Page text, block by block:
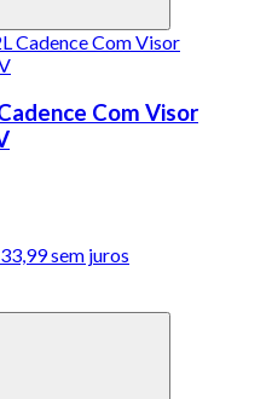
Com Visor
sem juros